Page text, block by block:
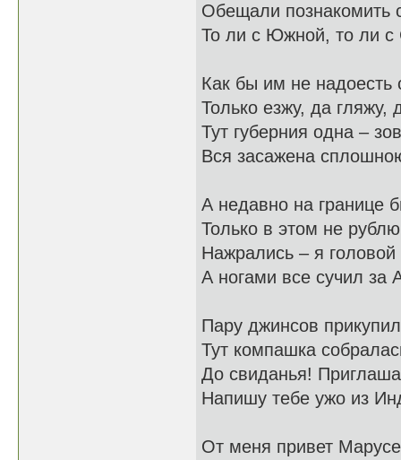
Обещали познакомить
То ли с Южной, то ли
Как бы им не
Только езжу, да гляжу,
Тут губерния одна –
Вся засажена
А недавно на границе
Только в этом не
Нажрались – я
А ногами все сучил за
Пару джинсов
Тут компашка
До свиданья!
Напишу тебе ужо из
От меня привет